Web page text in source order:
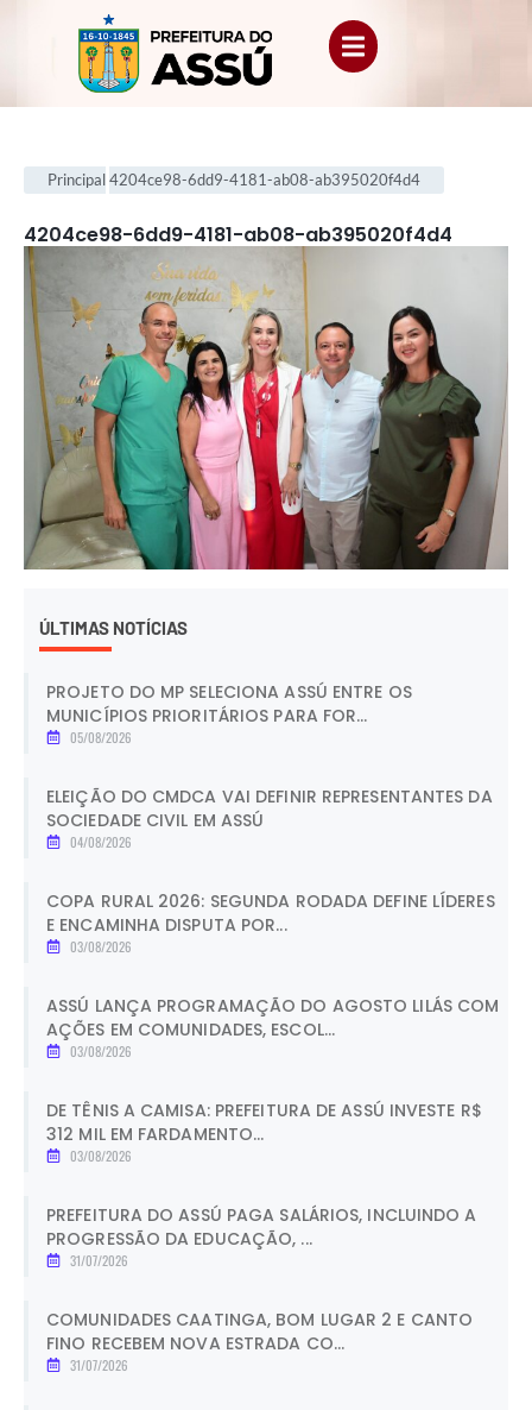
Principal4204ce98-6dd9-4181-ab08-ab395020f4d4
4204ce98-6dd9-4181-ab08-ab395020f4d4
ÚLTIMAS NOTÍCIAS
PROJETO DO MP SELECIONA ASSÚ ENTRE OS
MUNICÍPIOS PRIORITÁRIOS PARA FOR...
05/08/2026
ELEIÇÃO DO CMDCA VAI DEFINIR REPRESENTANTES DA
SOCIEDADE CIVIL EM ASSÚ
04/08/2026
COPA RURAL 2026: SEGUNDA RODADA DEFINE LÍDERES
E ENCAMINHA DISPUTA POR...
03/08/2026
ASSÚ LANÇA PROGRAMAÇÃO DO AGOSTO LILÁS COM
AÇÕES EM COMUNIDADES, ESCOL...
03/08/2026
DE TÊNIS A CAMISA: PREFEITURA DE ASSÚ INVESTE R$
312 MIL EM FARDAMENTO...
03/08/2026
PREFEITURA DO ASSÚ PAGA SALÁRIOS, INCLUINDO A
PROGRESSÃO DA EDUCAÇÃO, ...
31/07/2026
COMUNIDADES CAATINGA, BOM LUGAR 2 E CANTO
FINO RECEBEM NOVA ESTRADA CO...
31/07/2026